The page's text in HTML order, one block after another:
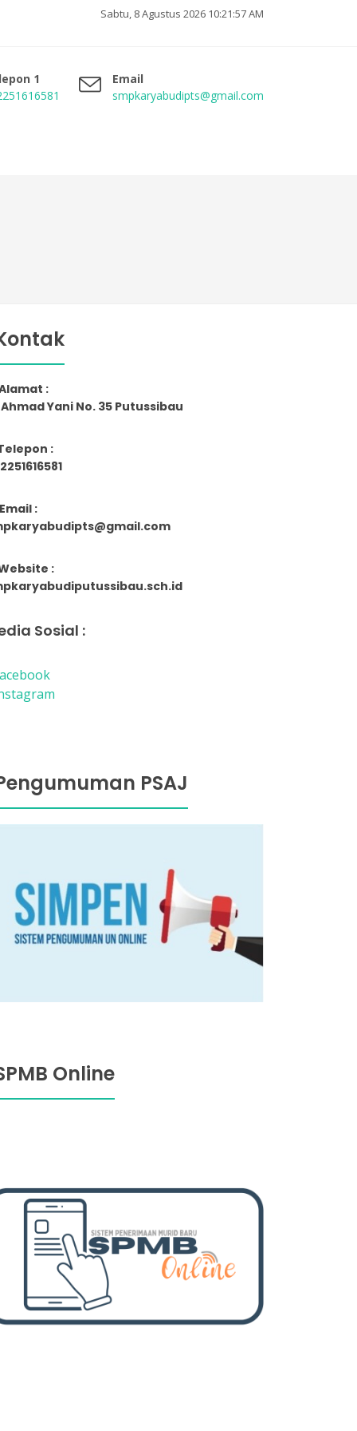
Sabtu, 8 Agustus 2026 10:21:58 AM
1
Email
smpkaryabudipts@gmail.com
:
Yani No. 35 Putussibau
:
Email :
:
Sosial :
PSAJ
Online